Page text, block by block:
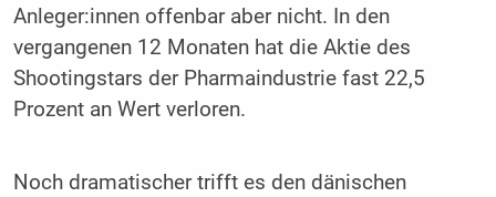
Anleger:innen offenbar aber nicht. In den
vergangenen 12 Monaten hat die Aktie des
Shootingstars der Pharmaindustrie fast 22,5
Prozent an Wert verloren.
Noch dramatischer trifft es den dänischen